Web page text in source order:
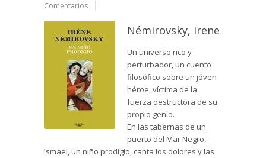
Comentarios
Némirovsky, Irene
Un universo rico y
perturbador, un cuento
filosófico sobre un jóven
héroe, víctima de la
fuerza destructora de su
propio genio.
En las tabernas de un
puerto del Mar Negro,
Ismael, un niño prodigio, canta los dolores y las